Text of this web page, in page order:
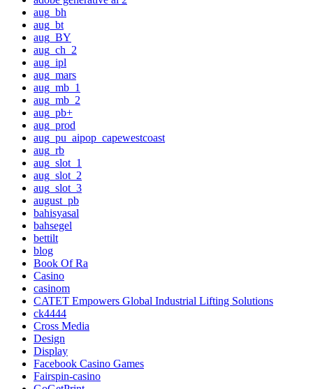
aug_bh
aug_bt
aug_BY
aug_ch_2
aug_ipl
aug_mars
aug_mb_1
aug_mb_2
aug_pb+
aug_prod
aug_pu_aipop_capewestcoast
aug_rb
aug_slot_1
aug_slot_2
aug_slot_3
august_pb
bahisyasal
bahsegel
bettilt
blog
Book Of Ra
Casino
casinom
CATET Empowers Global Industrial Lifting Solutions
ck4444
Cross Media
Design
Display
Facebook Casino Games
Fairspin-casino